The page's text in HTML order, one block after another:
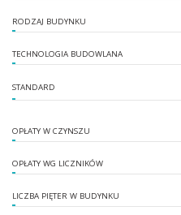
RODZAJ BUDYNKU
TECHNOLOGIA BUDOWLANA
STANDARD
OPŁATY W CZYNSZU
OPŁATY WG LICZNIKÓW
LICZBA PIĘTER W BUDYNKU